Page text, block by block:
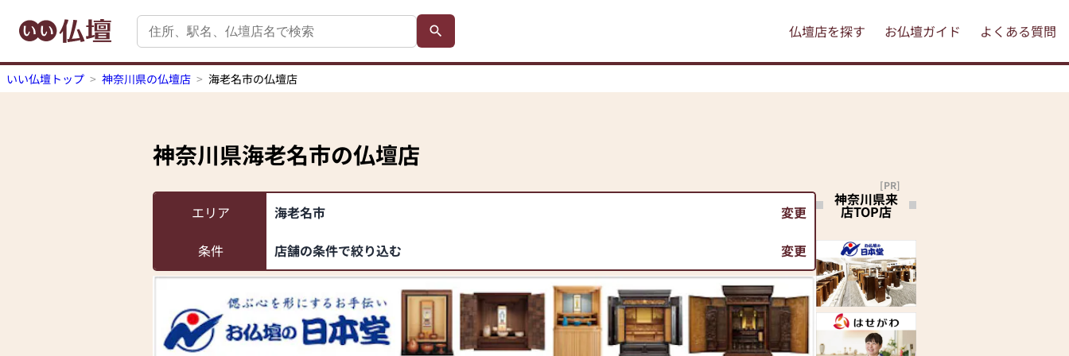
仏壇店を探す お仏壇ガイド よくある質問
いい仏壇トップ 神奈川県の仏壇店 海老名市の仏壇店
神奈川県海老名市の仏壇店
エリア 海老名市 変更
条件 店舗の条件で絞り込む 変更
神奈川県来
店TOP店
[PR]